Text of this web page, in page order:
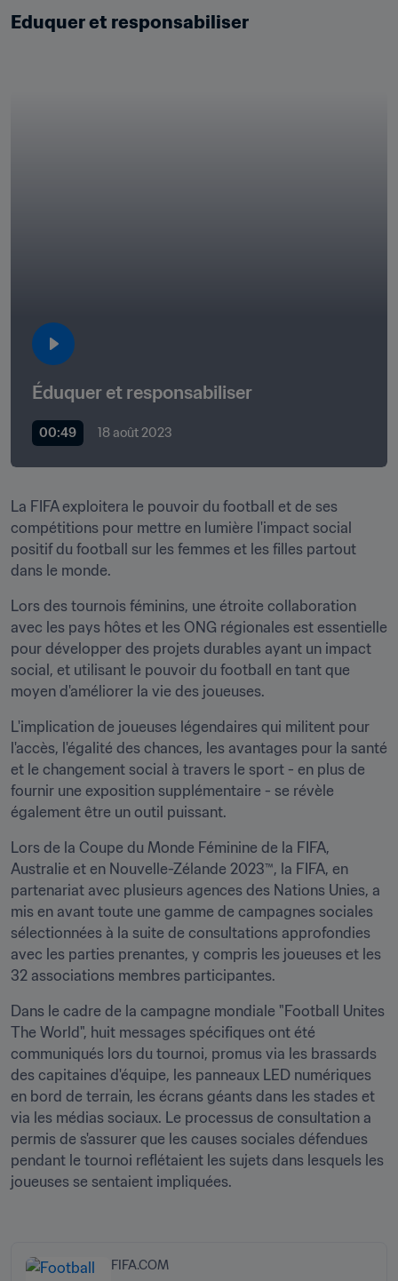
Eduquer et responsabiliser
Éduquer et responsabiliser
00:49 18 août 2023
La FIFA exploitera le pouvoir du football et de ses
compétitions pour mettre en lumière l'impact social
positif du football sur les femmes et les filles partout
dans le monde.
Lors des tournois féminins, une étroite collaboration
avec les pays hôtes et les ONG régionales est essentielle
pour développer des projets durables ayant un impact
social, et utilisant le pouvoir du football en tant que
moyen d'améliorer la vie des joueuses.
L'implication de joueuses légendaires qui militent pour
l'accès, l'égalité des chances, les avantages pour la santé
et le changement social à travers le sport - en plus de
fournir une exposition supplémentaire - se révèle
également être un outil puissant.
Lors de la Coupe du Monde Féminine de la FIFA,
Australie et en Nouvelle-Zélande 2023™, la FIFA, en
partenariat avec plusieurs agences des Nations Unies, a
mis en avant toute une gamme de campagnes sociales
sélectionnées à la suite de consultations approfondies
avec les parties prenantes, y compris les joueuses et les
32 associations membres participantes.
Dans le cadre de la campagne mondiale "Football Unites
The World", huit messages spécifiques ont été
communiqués lors du tournoi, promus via les brassards
des capitaines d'équipe, les panneaux LED numériques
en bord de terrain, les écrans géants dans les stades et
via les médias sociaux. Le processus de consultation a
permis de s'assurer que les causes sociales défendues
pendant le tournoi reflétaient les sujets dans lesquels les
joueuses se sentaient impliquées.
FIFA.COM